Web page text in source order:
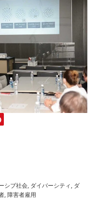
シブ社会, ダイバーシティ, ダ
,障害者雇用